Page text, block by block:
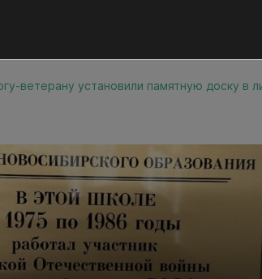
ветерану установили памятную доску в